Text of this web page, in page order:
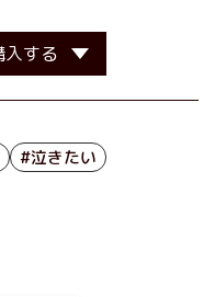
入する
#泣きたい